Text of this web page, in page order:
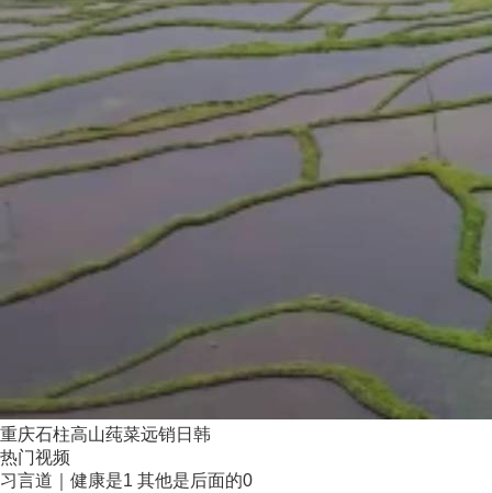
重庆石柱高山莼菜远销日韩
热门视频
习言道｜健康是1 其他是后面的0